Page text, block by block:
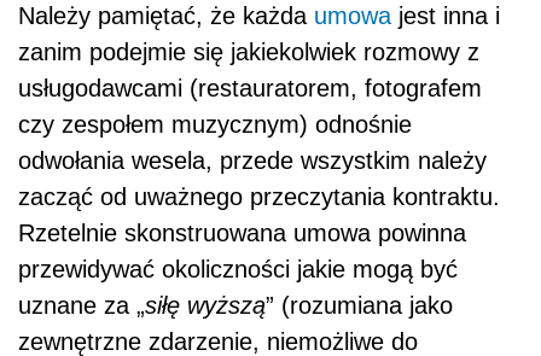
Należy pamiętać, że każda umowa jest inna i
zanim podejmie się jakiekolwiek rozmowy z
usługodawcami (restauratorem, fotografem
czy zespołem muzycznym) odnośnie
odwołania wesela, przede wszystkim należy
zacząć od uważnego przeczytania kontraktu.
Rzetelnie skonstruowana umowa powinna
przewidywać okoliczności jakie mogą być
uznane za „siłę wyższą” (rozumiana jako
zewnętrzne zdarzenie, niemożliwe do